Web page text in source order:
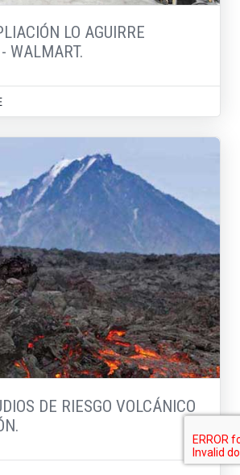
LO AGUIRRE
WALMART.
DE RIESGO VOLCÁNICO
TERRITORIO Y COMUNIDADES
OBRAS AMBIENTALES